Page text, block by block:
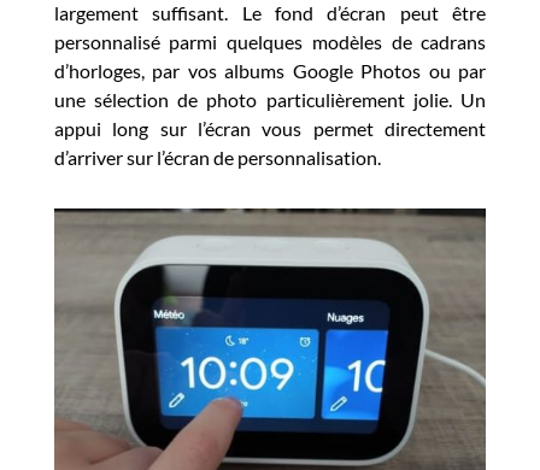
largement suffisant. Le fond d’écran peut être
personnalisé parmi quelques modèles de cadrans
d’horloges, par vos albums Google Photos ou par
une sélection de photo particulièrement jolie. Un
appui long sur l’écran vous permet directement
d’arriver sur l’écran de personnalisation.